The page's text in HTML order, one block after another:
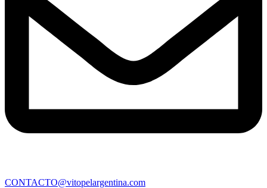
CONTACTO@vitopelargentina.com